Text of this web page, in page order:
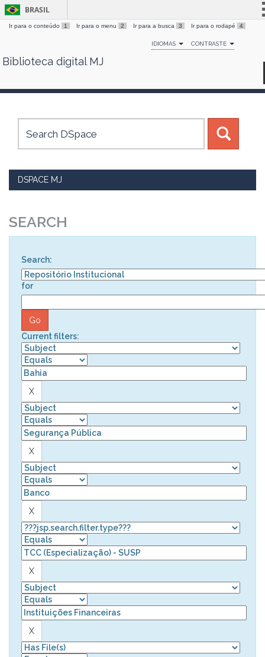
Skip
BRASIL
Simplifique!
Comunica BR
Canais
Ir para o conteúdo 1 Ir para o menu 2 Ir para a busca 3 Ir para o rodapé 4
IDIOMAS CONTRASTE
Biblioteca digital MJ
DSPACE MJ
SEARCH
Search:
for
Current filters: